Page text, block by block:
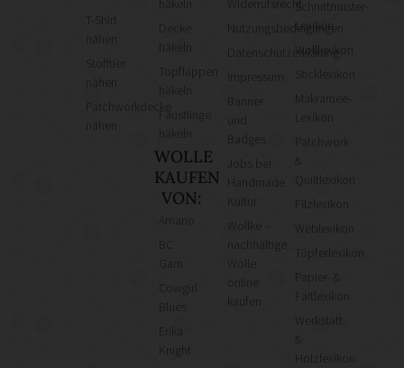
T-Shirt
Stofftier
Patchworkdecke
häkeln
Topflappen
häkeln
Fäustlinge
WOLLE
KAUFEN
VON:
Cowgirl
Knight
Widerrufsrecht
Nutzungsbedingungen
Datenschutzerklärung
Kultur
Wollke –
nachhaltige
kaufen
Schnittmuster-
Lexikon
Wolllexikon
Sticklexikon
Makramee-
Lexikon
Patchwork-
&
Quiltlexikon
Weblexikon
Töpferlexikon
Papier- &
Faltlexikon
Werkstatt-
&
Holzlexikon